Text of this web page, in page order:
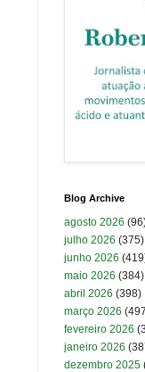
Blog Archive
agosto 2026
julho 2026 (375)
junho 2026
maio 2026 (384)
abril 2026 (398)
março 2026
fevereiro 2026
janeiro 2026
dezembro 2025